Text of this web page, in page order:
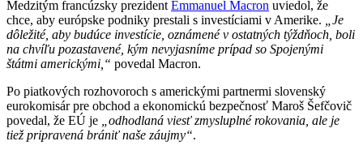
Medzitým francúzsky prezident Emmanuel Macron uviedol, že
chce, aby európske podniky prestali s investíciami v Amerike.
„Je
dôležité, aby budúce investície, oznámené v ostatných týždňoch, boli
na chvíľu pozastavené, kým nevyjasníme prípad so Spojenými
štátmi americkými,“ povedal Macron.
Po piatkových rozhovoroch s americkými partnermi slovenský
eurokomisár pre obchod a ekonomickú bezpečnosť Maroš Šefčovič
povedal, že EÚ je
„odhodlaná viesť zmysluplné rokovania, ale je
tiež pripravená brániť naše záujmy“.